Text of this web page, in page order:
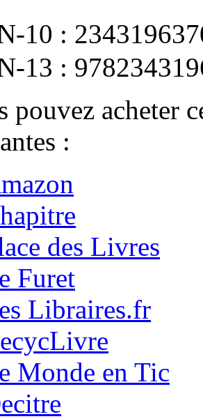
pouvez acheter
:
des Livres
Furet
Libraires.fr
Monde en Tic